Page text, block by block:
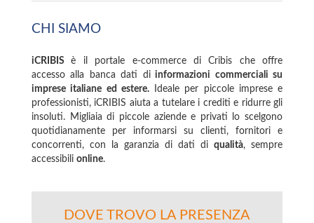
CHI SIAMO
iCRIBISè il portale e-commerce di Cribis che offre
accesso alla banca dati diinformazioni commerciali su
imprese italiane ed estere.Ideale per piccole imprese e
professionisti, iCRIBIS aiuta a tutelare i crediti e ridurre gli
insoluti. Migliaia di piccole aziende e privati lo scelgono
quotidianamente per informarsi su clienti, fornitori e
concorrenti, con la garanzia di dati di qualità, sempre
accessibili online.
DOVE TROVO LA PRESENZA